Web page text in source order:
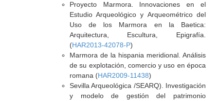
Proyecto Marmora. Innovaciones en el
Estudio Arqueológico y Arqueométrico del
Uso de los Marmora en la Baetica:
Arquitectura, Escultura, Epigrafía.
(HAR2013-42078-P)
Marmora de la hispania meridional. Análisis
de su explotación, comercio y uso en época
romana (HAR2009-11438)
Sevilla Arqueológica /SEARQ). Investigación
y modelo de gestión del patrimonio